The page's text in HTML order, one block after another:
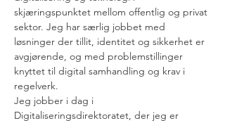
skjæringspunktet mellom offentlig og privat
sektor. Jeg har særlig jobbet med
løsninger der tillit, identitet og sikkerhet er
avgjørende, og med problemstillinger
knyttet til digital samhandling og krav i
regelverk.
Jeg jobber i dag i
Digitaliseringsdirektoratet, der jeg er